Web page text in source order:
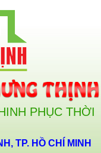
PHỤC THỜI
TP. HỒ CHÍ MINH